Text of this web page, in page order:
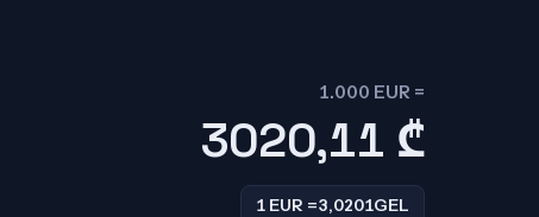
1.000 EUR =
3020,11 ₾
1 EUR =3,0201GEL